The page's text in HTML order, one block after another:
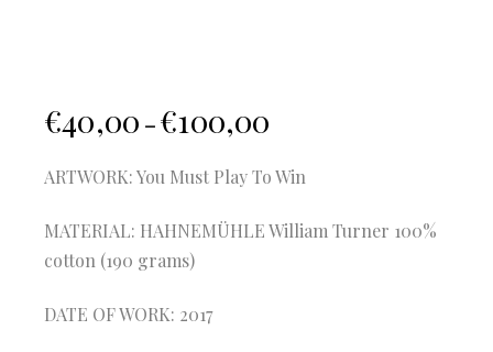
€40,00 – €100,00
ARTWORK: You Must Play To Win
MATERIAL: HAHNEMÜHLE William Turner 100%
cotton (190 grams)
DATE OF WORK: 2017